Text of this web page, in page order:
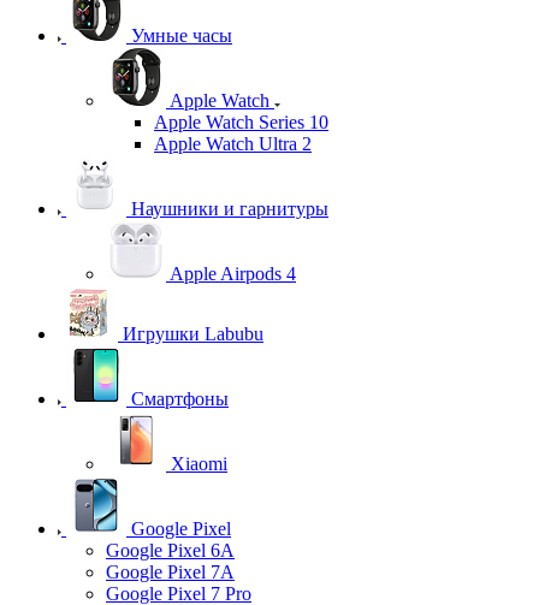
Умные часы
Apple Watch
Apple Watch Series 10
Apple Watch Ultra 2
Наушники и гарнитуры
Apple Airpods 4
Игрушки Labubu
Смартфоны
Xiaomi
Google Pixel
Google Pixel 6A
Google Pixel 7А
Google Pixel 7 Pro